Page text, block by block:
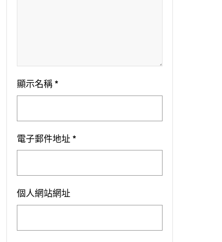
顯示名稱 *
電子郵件地址 *
個人網站網址